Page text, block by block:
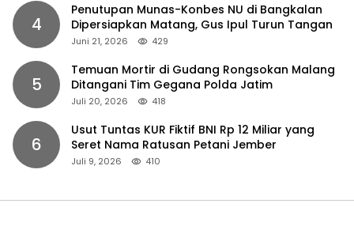
4
Penutupan Munas-Konbes NU di Bangkalan
Dipersiapkan Matang, Gus Ipul Turun Tangan
Juni 21, 2026 429
5
Temuan Mortir di Gudang Rongsokan Malang
Ditangani Tim Gegana Polda Jatim
Juli 20, 2026 418
6
Usut Tuntas KUR Fiktif BNI Rp 12 Miliar yang
Seret Nama Ratusan Petani Jember
Juli 9, 2026 410